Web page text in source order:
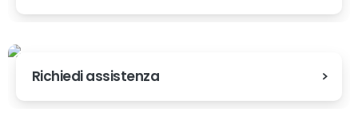
Richiedi assistenza